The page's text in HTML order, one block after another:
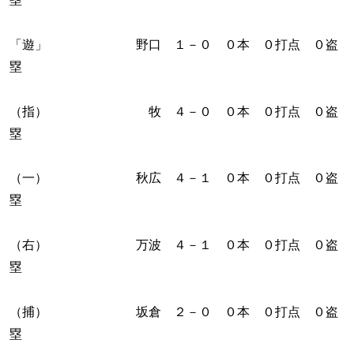
「遊」 野口 １－０ ０本 ０打点 ０盗
塁
（指） 牧 ４－０ ０本 ０打点 ０盗
塁
（一） 秋広 ４－１ ０本 ０打点 ０盗
塁
（右） 万波 ４－１ ０本 ０打点 ０盗
塁
（捕） 坂倉 ２－０ ０本 ０打点 ０盗
塁